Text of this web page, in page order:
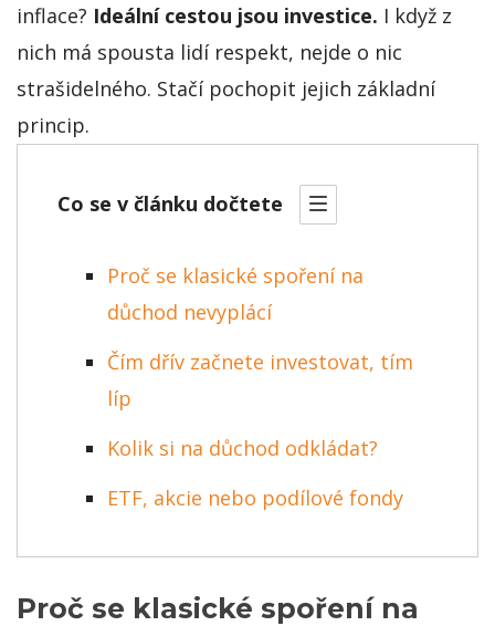
inflace? Ideální cestou jsou investice. I když z
nich má spousta lidí respekt, nejde o nic
strašidelného. Stačí pochopit jejich základní
princip.
Co se v článku dočtete
Proč se klasické spoření na
důchod nevyplácí
Čím dřív začnete investovat, tím
líp
Kolik si na důchod odkládat?
ETF, akcie nebo podílové fondy
Proč se klasické spoření na